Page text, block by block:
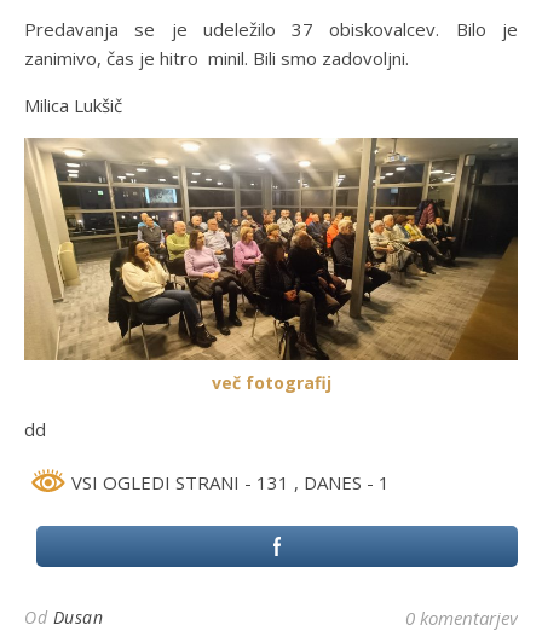
Predavanja se je udeležilo 37 obiskovalcev. Bilo je
zanimivo, čas je hitro minil. Bili smo zadovoljni.
Milica Lukšič
več fotografij
dd
VSI OGLEDI STRANI - 131 , DANES - 1
Od Dusan 0 komentarjev